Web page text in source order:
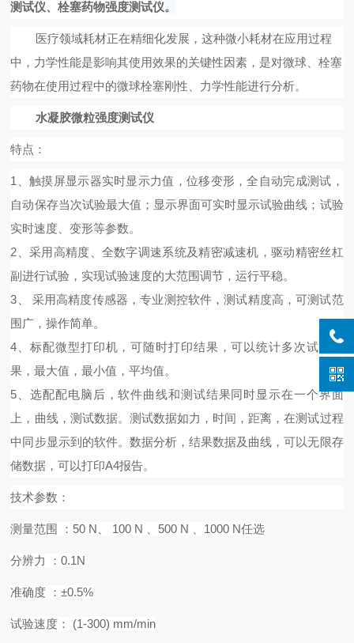
测试仪、栓塞药物强度测试仪。
医疗领域耗材正在精细化发展，这种微小耗材在应用过程
中，力学性能是影响其使用效果的关键性因素， 是对微球、栓塞
药物在使用过程中的微球栓塞刚性、力学性能进行分析。
水凝胶微粒强度测试仪
特点：
1、触摸屏显示器实时显示力值，位移变形，全自动完成测试，
自动保存当次试验最大值；显示界面可实时显示试验曲线；试验
实时速度、变形等参数。
2、采用高精度、全数字调速系统及精密减速机，驱动精密丝杠
副进行试验，实现试验速度的大范围调节，运行平稳。
3、
采用高精度传感器，专业测控软件，测试精度高，可测试范
围广，操作简单。
4、标配微型打印机，可随时打印结果，可以统计多次试验结
果，最大值，最小值，平均值。
5、选配配电脑后，软件曲线和测试结果同时显示在一个界面
上，曲线，测试数据。测试数据如力，时间，距离，在测试过程
中同步显示到的软件。数据分析，结果数据及曲线，可以无限存
储数据，可以打印A4报告。
技术参数：
测量范围 ： 50 N、 100 N 、500 N 、1000 N任选
分辨力 ：0.1N
准确度 ：±0.5%
试验速度： (1-300) mm/min